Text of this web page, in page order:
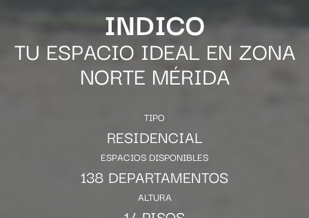
INDICO
TU ESPACIO IDEAL EN ZONA
NORTE MÉRIDA
TIPO
RESIDENCIAL
ESPACIOS DISPONIBLES
138 DEPARTAMENTOS
ALTURA